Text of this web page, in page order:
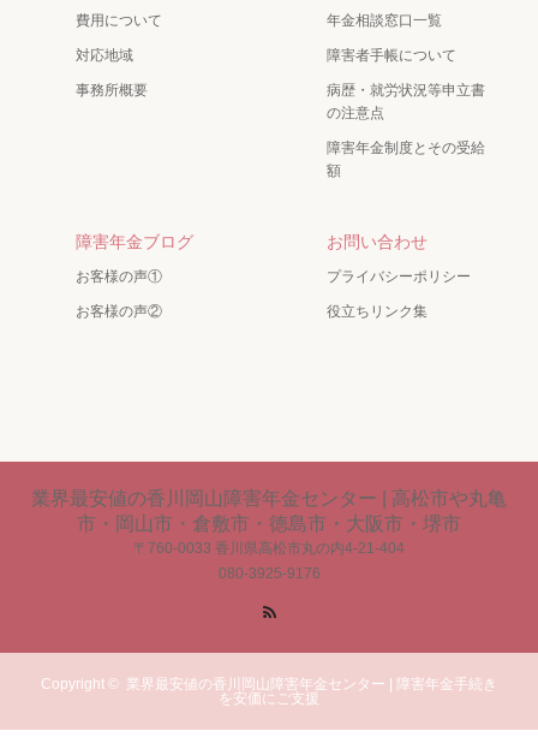
費用について
対応地域
事務所概要
年金相談窓口一覧
障害者手帳について
病歴・就労状況等申立書
の注意点
障害年金制度とその受給
額
障害年金ブログ
お客様の声①
お客様の声②
お問い合わせ
プライバシーポリシー
役立ちリンク集
業界最安値の香川岡山障害年金センター | 高松市や丸亀
市・岡山市・倉敷市・徳島市・大阪市・堺市
〒760-0033 香川県高松市丸の内4-21-404
080-3925-9176
Copyright © 業界最安値の香川岡山障害年金センター | 障害年金手続き
を安価にご支援